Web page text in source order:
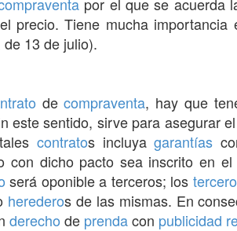
precio. Tiene mucha importancia
13 de julio).
decompraventa, hay que
este sentido, sirve para asegurar
contratos incluyagarantías
con dicho pacto sea inscrito en el
será oponible a terceros; los tercero
herederos de las mismas. En
derecho de prendacon publicidad